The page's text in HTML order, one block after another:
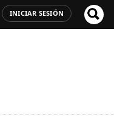
INICIAR SESIÓN